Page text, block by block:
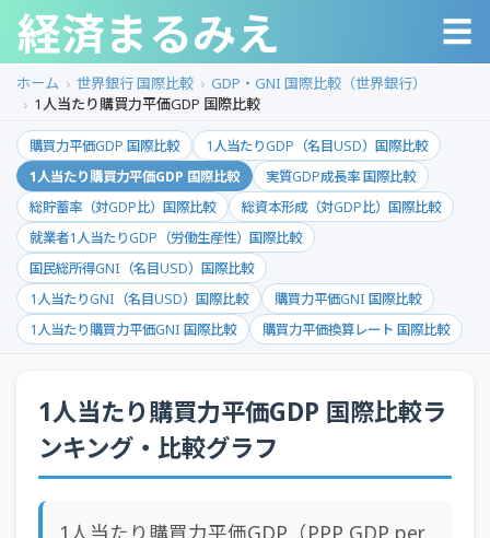
経済まるみえ ☰
ホーム 世界銀行 国際比較
GDP・GNI 国際比較（世界銀行）
1人当たり購買力平価GDP 国際比較
購買力平価GDP 国際比較
1人当たりGDP（名目USD）国際比較
1人当たり購買力平価GDP 国際比較
実質GDP成長率 国際比較
総貯蓄率（対GDP比）国際比較
総資本形成（対GDP比）国際比較
就業者1人当たりGDP（労働生産性）国際比較
国民総所得GNI（名目USD）国際比較
1人当たりGNI（名目USD）国際比較
購買力平価GNI 国際比較
1人当たり購買力平価GNI 国際比較
購買力平価換算レート 国際比較
1人当たり購買力平価GDP 国際比較ラ
ンキング・比較グラフ
1人当たり購買力平価GDP（PPP GDP per